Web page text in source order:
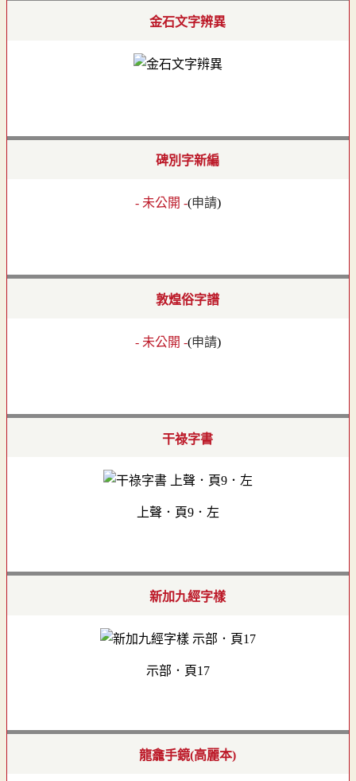
金石文字辨異
碑別字新編
- 未公開 -(申請)
敦煌俗字譜
- 未公開 -(申請)
干祿字書
上聲．頁9．左
新加九經字樣
示部．頁17
龍龕手鏡(高麗本)